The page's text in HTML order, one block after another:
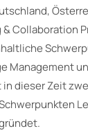
& Collaboration
Management
in dieser Zeit